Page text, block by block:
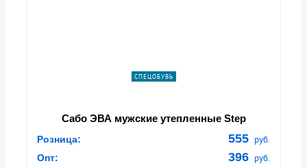
СПЕЦОБУВЬ
Сабо ЭВА мужские утепленные Step
Розница: 555 руб.
Опт: 396 руб.